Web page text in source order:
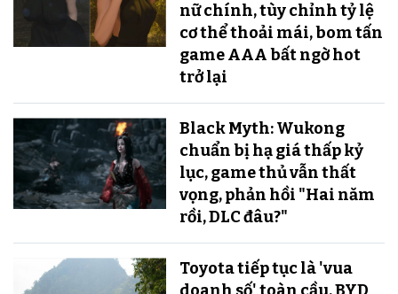
nữ chính, tùy chỉnh tỷ lệ
cơ thể thoải mái, bom tấn
game AAA bất ngờ hot
trở lại
Black Myth: Wukong
chuẩn bị hạ giá thấp kỷ
lục, game thủ vẫn thất
vọng, phản hồi "Hai năm
rồi, DLC đâu?"
Toyota tiếp tục là 'vua